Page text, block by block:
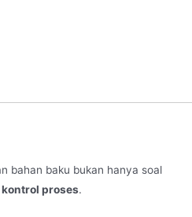
bahan baku bukan hanya soal
proses.